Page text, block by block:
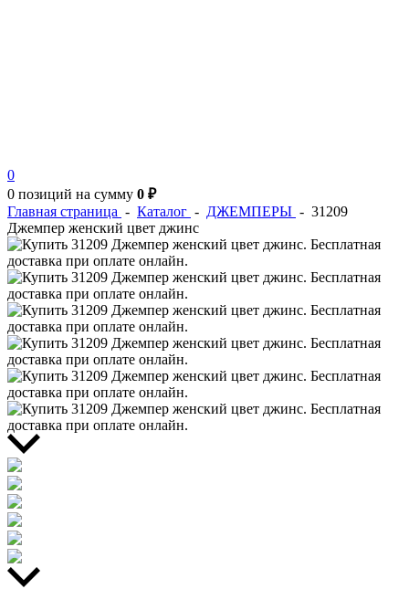
0
0 позиций на сумму 0 ₽
Главная страница - Каталог - ДЖЕМПЕРЫ - 31209
Джемпер женский цвет джинс